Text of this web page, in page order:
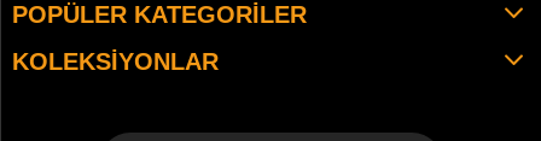
POPÜLER KATEGORILER
KOLEKSIYONLAR